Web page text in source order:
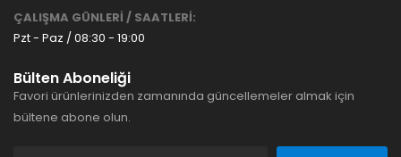
ÇALIŞMA GÜNLERİ / SAATLERİ:
Pzt - Paz / 08:30 - 19:00
Bülten Aboneliği
Favori ürünlerinizden zamanında güncellemeler almak için
bültene abone olun.